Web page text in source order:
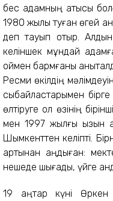
бес адамның қатысы
1980 жылы туған өгей
деп тауып отыр.
келіншек мұндай
оймен бармғаны
Ресми өкілдің
сыбайластарымен
өлтіруге ол өзінің
мен 1997 жылғы қызын
Шымкенттен келіпті.
артынан аңдыған:
нешеде шығады, үйге
19 қаңтар күні Өркен